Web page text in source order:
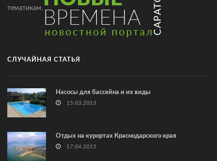
тематикам.
СЛУЧАЙНАЯ СТАТЬЯ
Насосы для бассейна и их виды
15.03.2013
Отдых на курортах Краснодарского края
17.04.2015